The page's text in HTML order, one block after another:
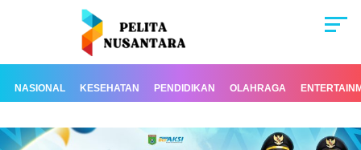
NASIONAL KESEHATAN PENDIDIKAN OLAHRAGA